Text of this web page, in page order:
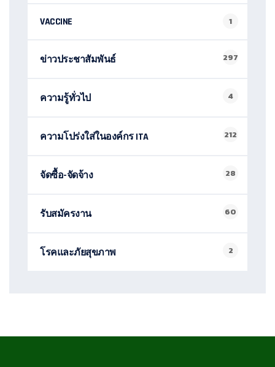
VACCINE 1
ข่าวประชาสัมพันธ์ 297
ความรู้ทั่วไป 4
ความโปร่งใส่ในองค์กร ITA 212
จัดซื้อ-จัดจ้าง 28
รับสมัครงาน 60
โรคและภัยสุขภาพ 2